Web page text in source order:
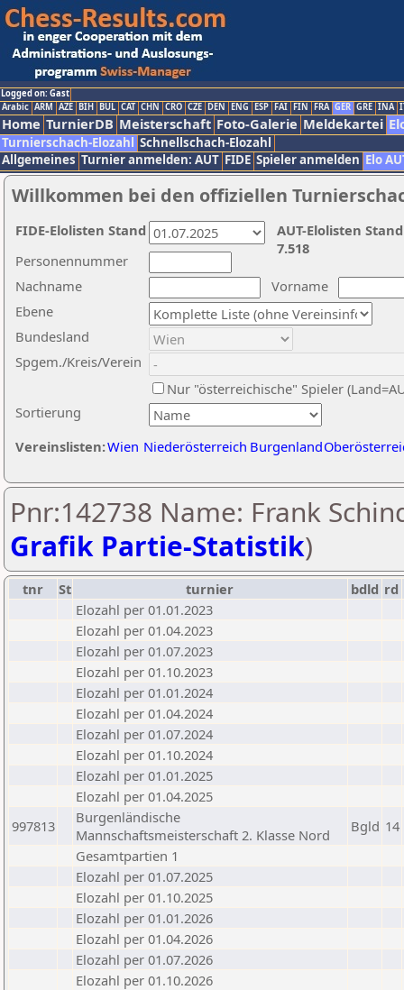
Logged on: Gast
Arabic ARM AZE BIH BUL CAT CHN CRO CZE DEN ENG ESP FAI FIN FRA GER GRE INA
Home TurnierDB Meisterschaft Foto-Galerie Meldekartei
Turnierschach-Elozahl Schnellschach-Elozahl
Allgemeines Turnier anmelden: AUT FIDE Spieler anmelden Elo
Willkommen bei den offiziellen
Nachname
Vorname
Ebene
Sortierung
Personennummer
Bundesland
Spgem./Kreis/Verein
Nur "österreichische" Spieler
Vereinslisten:Wien Niederösterreich Burgenland
AUT-Elolisten
7.518
FIDE-Elolisten Stand
Pnr:142738 Name: Frank
Grafik Partie-Statistik)
tnr St turnier bdld rd
Elozahl per 01.01.2023
Elozahl per 01.04.2023
Elozahl per 01.07.2023
Elozahl per 01.10.2023
Elozahl per 01.01.2024
Elozahl per 01.04.2024
Elozahl per 01.07.2024
Elozahl per 01.10.2024
Elozahl per 01.01.2025
Elozahl per 01.04.2025
997813
Burgenländische
Mannschaftsmeisterschaft 2. Klasse Nord
Bgld 14
Gesamtpartien 1
Elozahl per 01.07.2025
Elozahl per 01.10.2025
Elozahl per 01.01.2026
Elozahl per 01.04.2026
Elozahl per 01.07.2026
Elozahl per 01.10.2026